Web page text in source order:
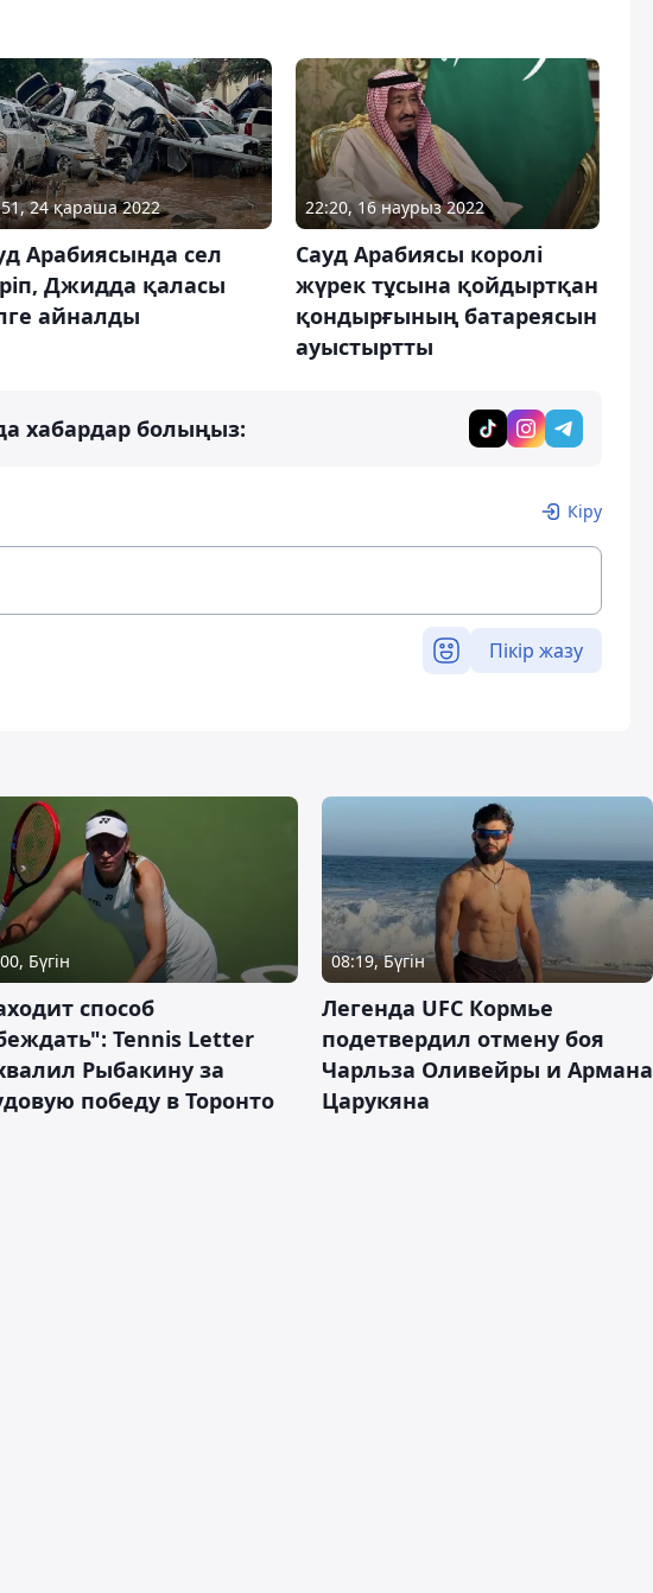
24 қараша 2022
Арабиясында сел
Джидда қаласы
айналды
22:20, 16 наурыз 2022
Сауд Арабиясы королі
жүрек тұсына қойдыртқан
қондырғының батареясын
ауыстыртты
хабардар болыңыз:
Кіру
Пікір жазу
Бүгін
способ
Tennis Letter
Рыбакину за
победу в Торонто
08:19, Бүгін
Легенда UFC Кормье
подетвердил отмену боя
Чарльза Оливейры и Армана
Царукяна